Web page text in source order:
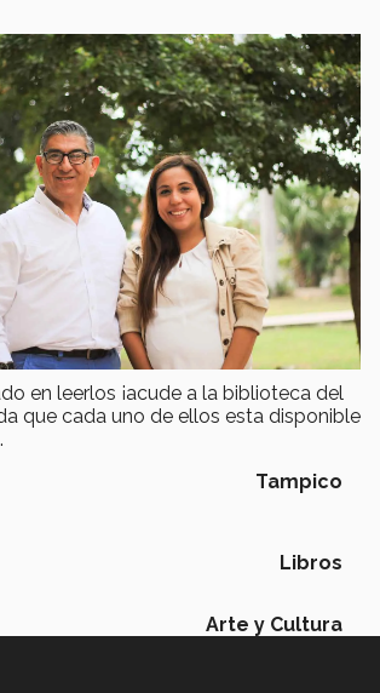
en leerlos ¡acude a la biblioteca del
que cada uno de ellos esta disponible
Tampico
Libros
Arte y Cultura